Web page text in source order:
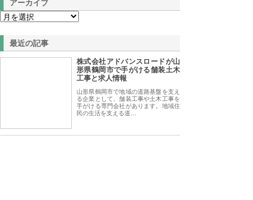
アーカイブ
最近の記事
株式会社アドバンスロードが山
形県鶴岡市で手がける舗装土木
工事と求人情報
山形県鶴岡市で地域の道路基盤を支え
る企業として、舗装工事や土木工事を
手がける専門会社があります。地域住
民の生活を支える道…